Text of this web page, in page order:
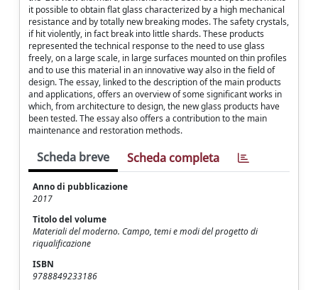
it possible to obtain flat glass characterized by a high mechanical
resistance and by totally new breaking modes. The safety crystals,
if hit violently, in fact break into little shards. These products
represented the technical response to the need to use glass
freely, on a large scale, in large surfaces mounted on thin profiles
and to use this material in an innovative way also in the field of
design. The essay, linked to the description of the main products
and applications, offers an overview of some significant works in
which, from architecture to design, the new glass products have
been tested. The essay also offers a contribution to the main
maintenance and restoration methods.
Scheda breve Scheda completa
Anno di pubblicazione
2017
Titolo del volume
Materiali del moderno. Campo, temi e modi del progetto di
riqualificazione
ISBN
9788849233186